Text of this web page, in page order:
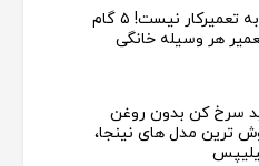
دیگر نیازی به تعمیرکار نیست! ۵ گام
هر وسیله خانگی
سرخ کن بدون روغن
ترین مدل های نینجا،